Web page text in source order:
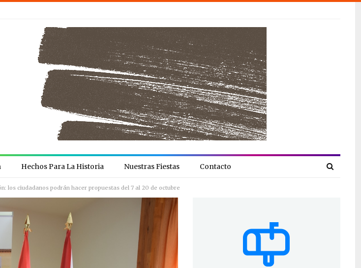
Hechos Para La Historia Nuestras Fiestas Contacto
los ciudadanos podrán hacer propuestas del 7 al 20 de octubre